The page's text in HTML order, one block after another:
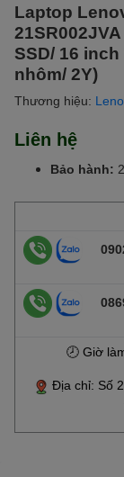
Laptop
SSD/ 16
nhôm/ 2Y)
Thương hiệu:
Liên hệ
Bảo hành:
🕗 Giờ
Địa chỉ: Số